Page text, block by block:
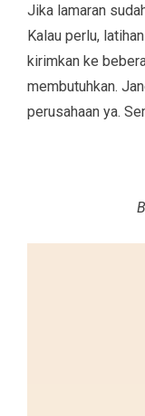
Jika lamaran
Kalau perlu,
kirimkan ke
membutuhkan.
perusahaan ya.